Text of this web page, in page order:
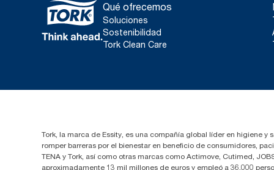
Qué ofrecemos
Soluciones
Sostenibilidad
Tork Clean Care
Tork, la marca de Essity, es una compañía global líder en higiene
romper barreras por el bienestar en beneficio de consumidores,
TENA y Tork, así como otras marcas como Actimove, Cutimed,
aproximadamente 13 mil millones de euros y empleó a 36,000